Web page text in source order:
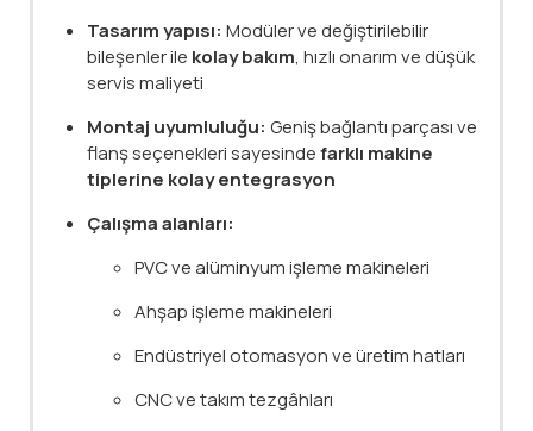
Tasarım yapısı: Modüler ve değiştirilebilir
bileşenler ile kolay bakım, hızlı onarım ve düşük
servis maliyeti
Montaj uyumluluğu: Geniş bağlantı parçası ve
flanş seçenekleri sayesindefarklı makine
tiplerine kolay entegrasyon
Çalışma alanları:
PVC ve alüminyum işleme makineleri
Ahşap işleme makineleri
Endüstriyel otomasyon ve üretim hatları
CNC ve takım tezgâhları